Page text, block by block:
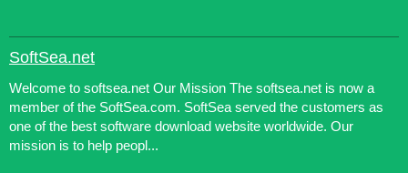
SoftSea.net
Welcome to softsea.net Our Mission The softsea.net is now a
member of the SoftSea.com. SoftSea served the customers as
one of the best software download website worldwide. Our
mission is to help peopl...